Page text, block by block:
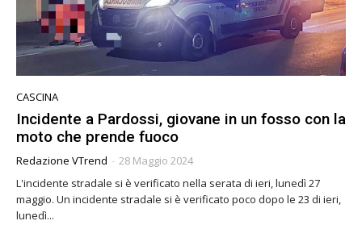
CASCINA
Incidente a Pardossi, giovane in un fosso con la
moto che prende fuoco
Redazione VTrend - 28 Maggio 2024
L'incidente stradale si è verificato nella serata di ieri, lunedì 27
maggio. Un incidente stradale si è verificato poco dopo le 23 di ieri,
lunedì...